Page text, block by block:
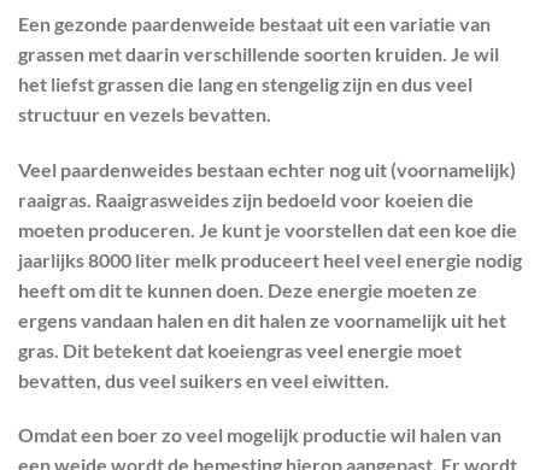
Een gezonde paardenweide bestaat uit een variatie van
grassen met daarin verschillende soorten kruiden. Je wil
het liefst grassen die lang en stengelig zijn en dus veel
structuur en vezels bevatten.
Veel paardenweides bestaan echter nog uit (voornamelijk)
raaigras. Raaigrasweides zijn bedoeld voor koeien die
moeten produceren. Je kunt je voorstellen dat een koe die
jaarlijks 8000 liter melk produceert heel veel energie nodig
heeft om dit te kunnen doen. Deze energie moeten ze
ergens vandaan halen en dit halen ze voornamelijk uit het
gras. Dit betekent dat koeiengras veel energie moet
bevatten, dus veel suikers en veel eiwitten.
Omdat een boer zo veel mogelijk productie wil halen van
een weide wordt de bemesting hierop aangepast. Er wordt